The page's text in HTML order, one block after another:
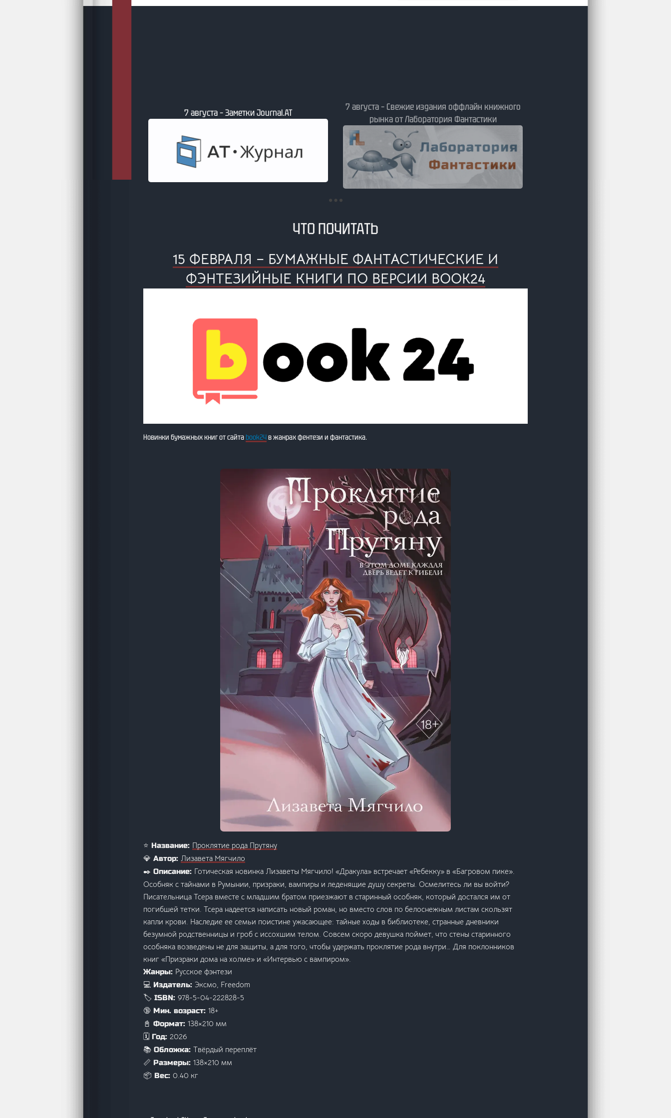
7 августа – Заметки Journal.АТ
7 августа – Свежие издания оффлайн книжного
рынка от Лаборатория Фантастики
ЧТО ПОЧИТАТЬ
15 ФЕВРАЛЯ – БУМАЖНЫЕ ФАНТАСТИЧЕСКИЕ И
ФЭНТЕЗИЙНЫЕ КНИГИ ПО ВЕРСИИ BOOK24
Новинки бумажных книг от сайтаbook24в жанрах фентези и фантастика.
⭐ Название: Проклятие рода Прутяну
💎 Автор: Лизавета Мягчило
✒️ Описание: Готическая новинка Лизаветы Мягчило! «Дракула» встречает «Ребекку» в «Багровом пике».
Особняк с тайнами в Румынии, призраки, вампиры и леденящие душу секреты. Осмелитесь ли вы войти?
Писательница Тсера вместе с младшим братом приезжают в старинный особняк, который достался им от
погибшей тетки. Тсера надеется написать новый роман, но вместо слов по белоснежным листам скользят
капли крови. Наследие ее семьи поистине ужасающее: тайные ходы в библиотеке, странные дневники
безумной родственницы и гроб с иссохшим телом. Совсем скоро девушка поймет, что стены старинного
особняка возведены не для защиты, а для того, чтобы удержать проклятие рода внутри… Для поклонников
книг «Призраки дома на холме» и «Интервью с вампиром».
Жанры: Русское фэнтези
💻 Издатель: Эксмо, Freedom
🏷️ ISBN: 978-5-04-222828-5
🔞 Мин. возраст: 18+
📓 Формат: 138×210 мм
🗓️ Год: 2026
📚 Обложка: Твёрдый переплёт
📏 Размеры: 138×210 мм
📦 Вес: 0.40 кг